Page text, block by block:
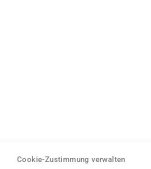
Cookie-Zustimmung verwalten